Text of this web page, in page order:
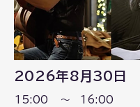
2026年8月30日
15:00 ～ 16:00